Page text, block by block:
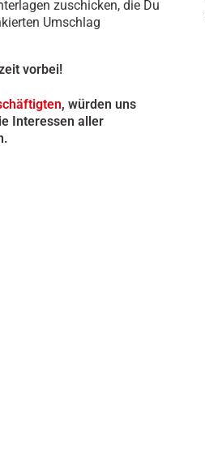
zuschicken, die Du
Umschlag
vorbei!
, würden uns
Interessen aller